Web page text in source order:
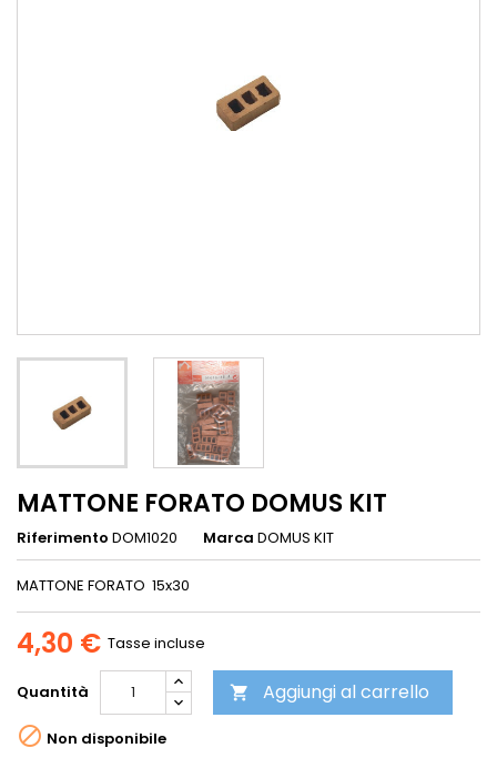
MATTONE FORATO DOMUS KIT
Riferimento DOM1020 Marca DOMUS KIT
MATTONE FORATO 15x30
4,30 € Tasse incluse
Quantità  Aggiungi al carrello
 Non disponibile